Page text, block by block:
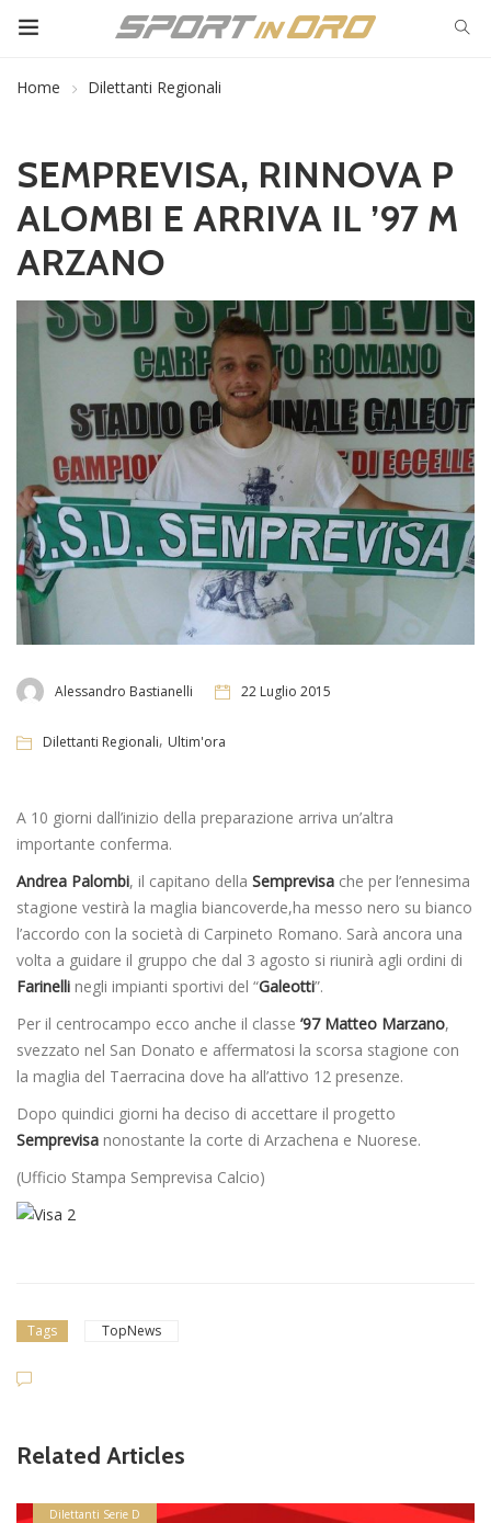
Home Dilettanti Regionali
SEMPREVISA, RINNOVA P
ALOMBI E ARRIVA IL ’97 M
ARZANO
Alessandro Bastianelli 22 Luglio 2015
Dilettanti Regionali, Ultim'ora
A 10 giorni dall’inizio della preparazione arriva un’altra
importante conferma.
Andrea Palombi, il capitano della Semprevisa che per l’ennesima
stagione vestirà la maglia biancoverde,ha messo nero su bianco
l’accordo con la società di Carpineto Romano. Sarà ancora una
volta a guidare il gruppo che dal 3 agosto si riunirà agli ordini di
Farinelli negli impianti sportivi del “Galeotti”.
Per il centrocampo ecco anche il classe ’97 Matteo Marzano,
svezzato nel San Donato e affermatosi la scorsa stagione con
la maglia del Taerracina dove ha all’attivo 12 presenze.
Dopo quindici giorni ha deciso di accettare il progetto
Semprevisa nonostante la corte di Arzachena e Nuorese.
(Ufficio Stampa Semprevisa Calcio)
Tags TopNews
Related Articles
Dilettanti Serie D